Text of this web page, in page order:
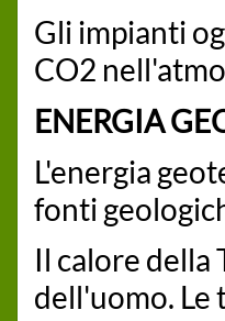
Gli impianti
CO2
ENERGIA
L'energia
fonti
Il calore della
dell'uomo. Le